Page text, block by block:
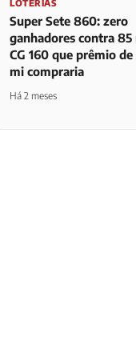
LOTERIAS
Super Sete 860: zero
ganhadores contra
CG 160 que prêmio de
mi compraria
Há 2 meses